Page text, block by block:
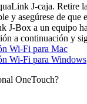
J-caja. Retire
y asegúrese de que
J-Box a un equipo
a continuación y
Wi-Fi para Mac
Wi-Fi para Windows
OneTouch?